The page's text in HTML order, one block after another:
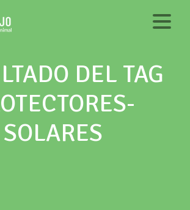
DEL TAG
SOLARES